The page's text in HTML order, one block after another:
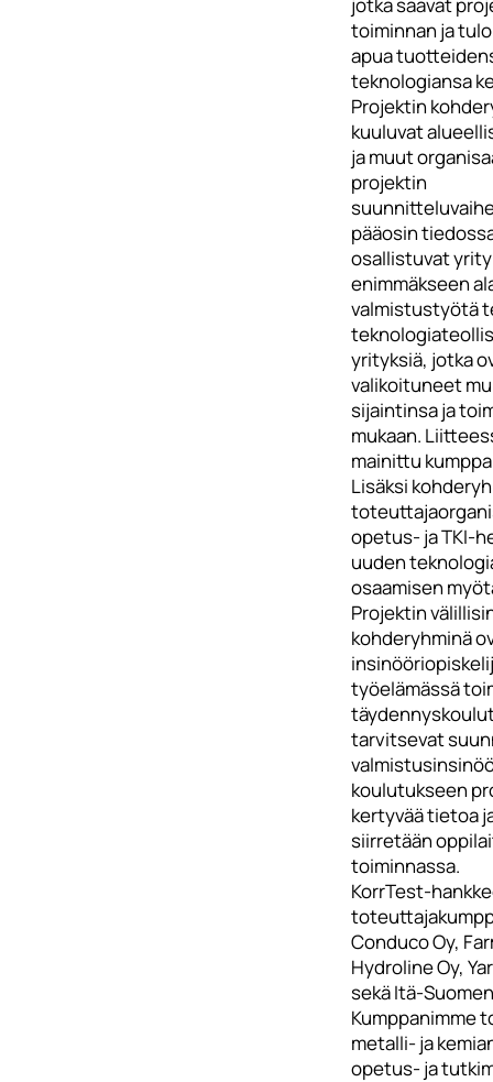
toiminnan ja
apua
teknologiansa
Projektin
kuuluvat
ja muut
projektin
pääosin
osallistuvat
enimmäkseen
valmistustyötä
yrityksiä, jotka
valikoituneet
sijaintinsa ja
mukaan.
mainittu
Lisäksi
opetus- ja TKI-
uuden
osaamisen
Projektin
kohderyhminä
työelämässä
tarvitsevat
koulutukseen
kertyvää tietoa
siirretään
toiminnassa.
KorrTest-
Conduco Oy,
Hydroline Oy,
sekä Itä-
Kumppanimme
metalli- ja
opetus- ja